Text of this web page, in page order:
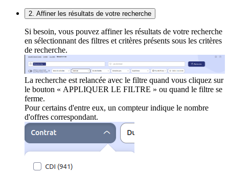
2. Affiner les résultats de votre recherche
Si besoin, vous pouvez affiner les résultats de votre recherche
en sélectionnant des filtres et critères présents sous les critères
de recherche.
La recherche est relancée avec le filtre quand vous cliquez sur
le bouton « APPLIQUER LE FILTRE » ou quand le filtre se
ferme.
Pour certains d'entre eux, un compteur indique le nombre
d'offres correspondant.